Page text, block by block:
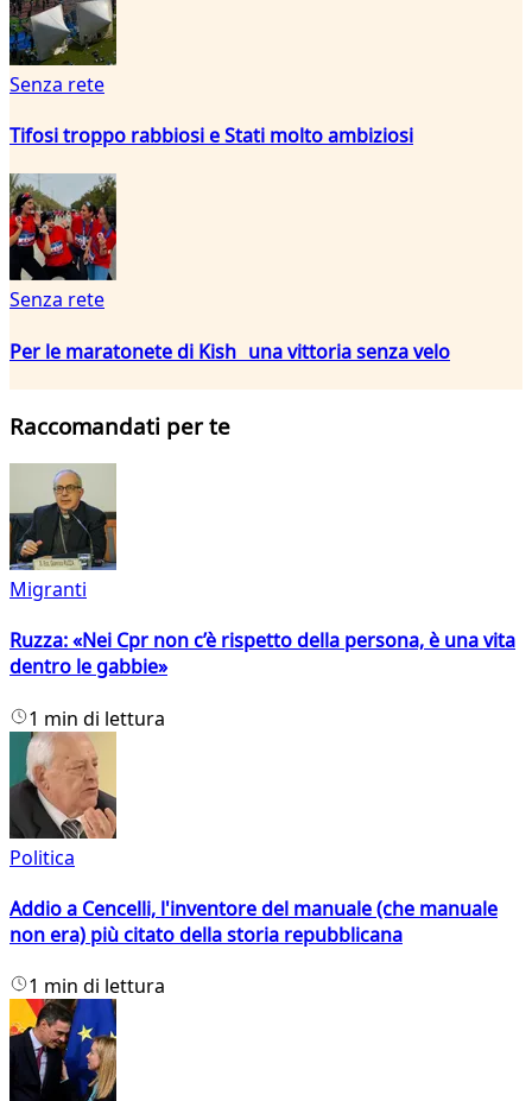
Senza rete
Tifosi troppo rabbiosi e Stati molto ambiziosi
Senza rete
Per le maratonete di Kish una vittoria senza velo
Raccomandati per te
Migranti
Ruzza: «Nei Cpr non c’è rispetto della persona, è una vita
dentro le gabbie»
1 min di lettura
Politica
Addio a Cencelli, l'inventore del manuale (che manuale
non era) più citato della storia repubblicana
1 min di lettura